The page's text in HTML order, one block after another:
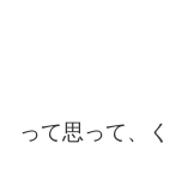
って思って、